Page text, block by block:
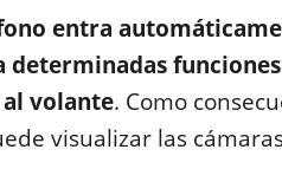
entra
volante. Como
visualizar las